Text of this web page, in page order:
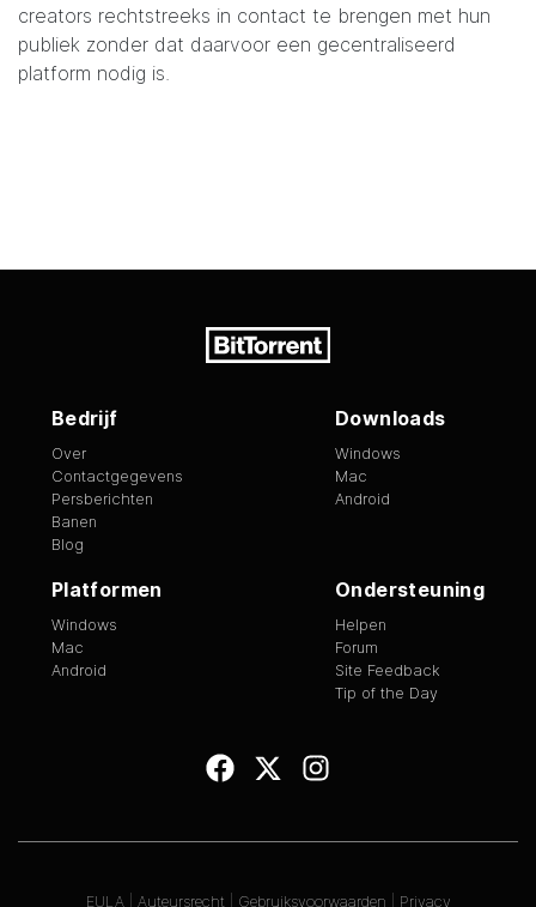
creators rechtstreeks in contact te brengen met hun
publiek zonder dat daarvoor een gecentraliseerd
platform nodig is.
Bedrijf
Over
Contactgegevens
Persberichten
Banen
Blog
Downloads
Windows
Mac
Android
Platformen
Windows
Mac
Android
Ondersteuning
Helpen
Forum
Site Feedback
Tip of the Day
EULA| Auteursrecht| Gebruiksvoorwaarden Privacy